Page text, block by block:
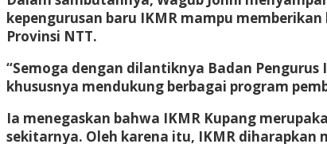
kepengurusan baru IKMR mampu
Provinsi NTT.
“Semoga dengan dilantiknya Badan
khususnya mendukung berbagai program
Ia menegaskan bahwa IKMR Kupang
sekitarnya. Oleh karena itu, IKMR diharapkan